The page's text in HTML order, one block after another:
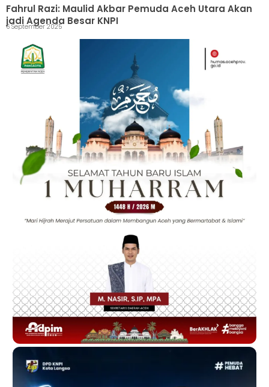
Fahrul Razi: Maulid Akbar Pemuda Aceh Utara Akan
jadi Agenda Besar KNPI
6 September 2025